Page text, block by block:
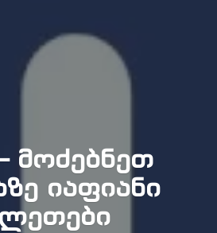
მოძებნეთ
იაფიანი